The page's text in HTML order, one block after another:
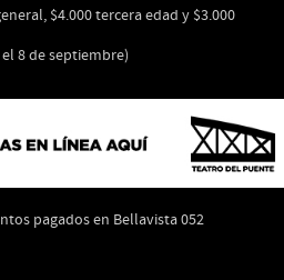
$4.000 tercera edad y $3.000
el 8 de septiembre)
pagados en Bellavista 052